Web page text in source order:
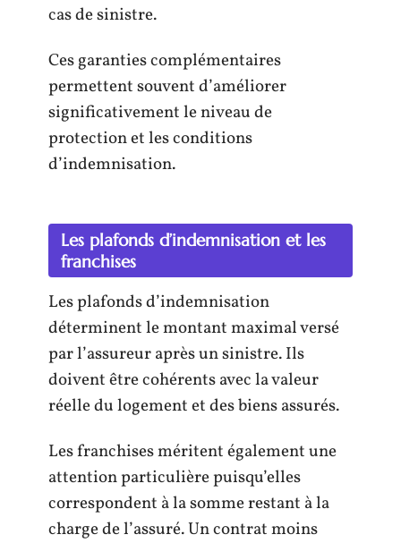
cas de sinistre.
Ces garanties complémentaires
permettent souvent d’améliorer
significativement le niveau de
protection et les conditions
d’indemnisation.
Les plafonds d’indemnisation et les
franchises
Les plafonds d’indemnisation
déterminent le montant maximal versé
par l’assureur après un sinistre. Ils
doivent être cohérents avec la valeur
réelle du logement et des biens assurés.
Les franchises méritent également une
attention particulière puisqu’elles
correspondent à la somme restant à la
charge de l’assuré. Un contrat moins